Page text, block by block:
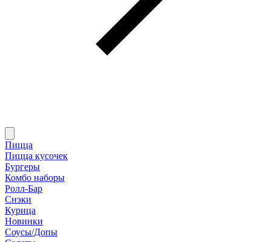
Пицца
Пицца кусочек
Бургеры
Комбо наборы
Ролл-Бар
Снэки
Курица
Новинки
Соусы/Допы